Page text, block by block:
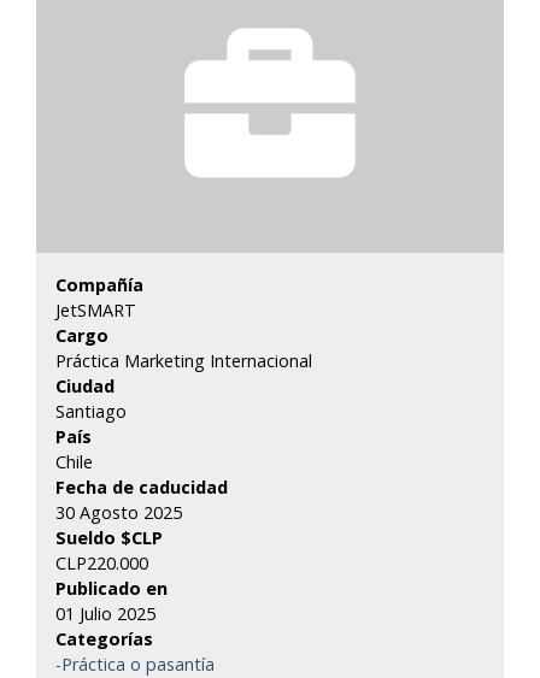
Compañía
JetSMART
Cargo
Práctica Marketing Internacional
Ciudad
Santiago
País
Chile
Fecha de caducidad
30 Agosto 2025
Sueldo $CLP
CLP220.000
Publicado en
01 Julio 2025
Categorías
-Práctica o pasantía